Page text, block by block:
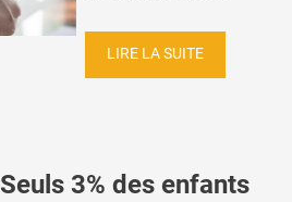
LIRE LA SUITE
3% des enfants